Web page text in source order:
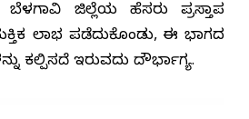
ಜಿಲ್ಲೆಯ ಹೆಸರು ಪ್ರಸ್ತಾಪ
ಲಾಭ ಪಡೆದುಕೊಂಡು, ಈ ಭಾಗದ
ಕಲ್ಪಿಸದೆ ಇರುವದು ದೌರ್ಭಾಗ್ಯ.